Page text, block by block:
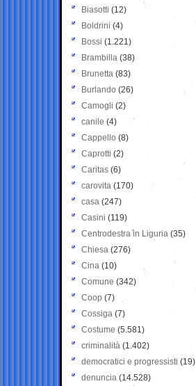
Biasotti (12)
Boldrini (4)
Bossi (1.221)
Brambilla (38)
Brunetta (83)
Burlando (26)
Camogli (2)
canile (4)
Cappello (8)
Caprotti (2)
Caritas (6)
carovita (170)
casa (247)
Casini (119)
Centrodestra in Liguria (35)
Chiesa (276)
Cina (10)
Comune (342)
Coop (7)
Cossiga (7)
Costume (5.581)
criminalità (1.402)
democratici e progressisti (19)
denuncia (14.528)